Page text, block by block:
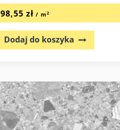
98,55zł / m2
Dodaj do koszyka